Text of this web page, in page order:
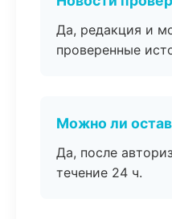
Да, редакция и
проверенные
Можно ли
Да, после
течение 24 ч.